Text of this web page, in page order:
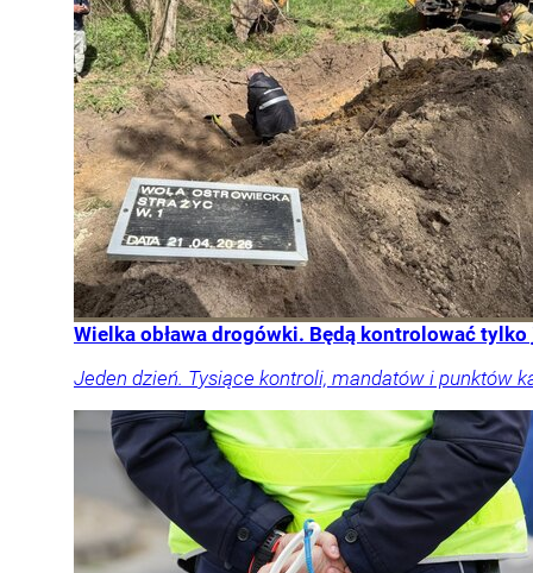
Wielka obława drogówki. Będą kontrolować tylko
Jeden dzień. Tysiące kontroli, mandatów i punktów